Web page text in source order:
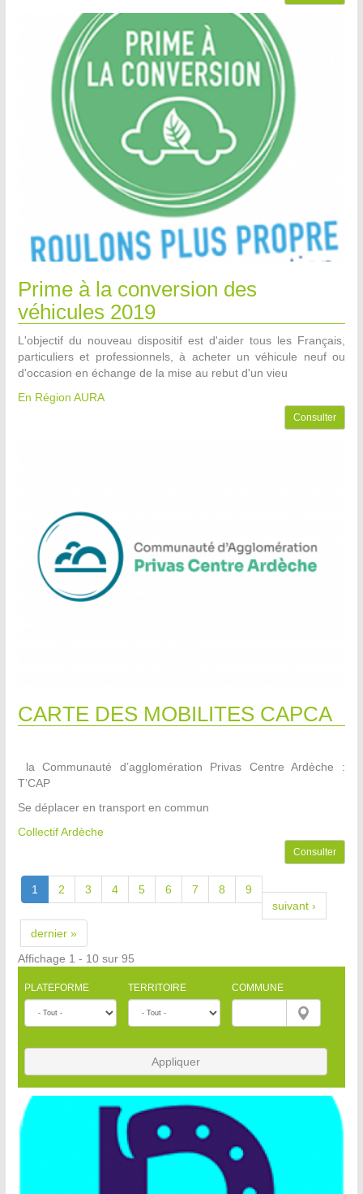
Prime à la conversion des
véhicules 2019
L'objectif du nouveau dispositif est d'aider tous les Français,
particuliers et professionnels, à acheter un véhicule neuf ou
d'occasion en échange de la mise au rebut d'un vieu
En Région AURA
Consulter
CARTE DES MOBILITES CAPCA
la Communauté d’agglomération Privas Centre Ardèche :
T’CAP
Se déplacer en transport en commun
Collectif Ardèche
Consulter
1 2 3 4 5 6 7 8
9
suivant ›
dernier »
Affichage 1 - 10 sur 95
PLATEFORME TERRITOIRE COMMUNE
Appliquer